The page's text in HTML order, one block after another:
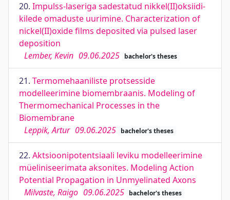
20. Impulss-laseriga sadestatud nikkel(II)oksiidi-
kilede omaduste uurimine. Characterization of
nickel(II)oxide films deposited via pulsed laser
deposition
Lember, Kevin 09.06.2025 bachelor's theses
21. Termomehaaniliste protsesside
modelleerimine biomembraanis. Modeling of
Thermomechanical Processes in the
Biomembrane
Leppik, Artur 09.06.2025 bachelor's theses
22. Aktsioonipotentsiaali leviku modelleerimine
müeliniseerimata aksonites. Modeling Action
Potential Propagation in Unmyelinated Axons
Milvaste, Raigo 09.06.2025 bachelor's theses